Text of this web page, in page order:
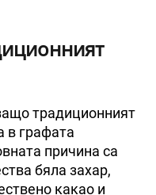
традиционният
в графата
причина са
бяла захар,
какао и